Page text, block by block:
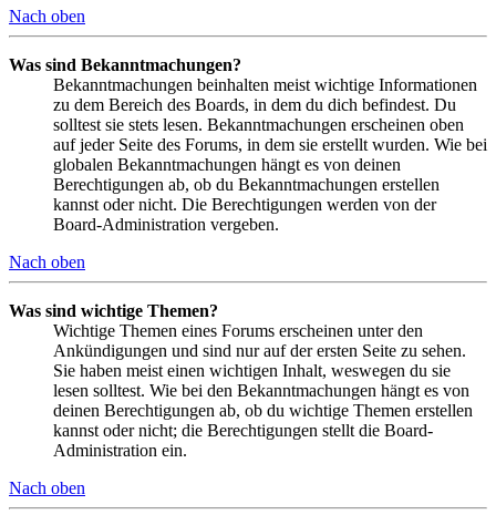
Nach oben
Was sind Bekanntmachungen?
Bekanntmachungen beinhalten meist wichtige Informationen
zu dem Bereich des Boards, in dem du dich befindest. Du
solltest sie stets lesen. Bekanntmachungen erscheinen oben
auf jeder Seite des Forums, in dem sie erstellt wurden. Wie bei
globalen Bekanntmachungen hängt es von deinen
Berechtigungen ab, ob du Bekanntmachungen erstellen
kannst oder nicht. Die Berechtigungen werden von der
Board-Administration vergeben.
Nach oben
Was sind wichtige Themen?
Wichtige Themen eines Forums erscheinen unter den
Ankündigungen und sind nur auf der ersten Seite zu sehen.
Sie haben meist einen wichtigen Inhalt, weswegen du sie
lesen solltest. Wie bei den Bekanntmachungen hängt es von
deinen Berechtigungen ab, ob du wichtige Themen erstellen
kannst oder nicht; die Berechtigungen stellt die Board-
Administration ein.
Nach oben